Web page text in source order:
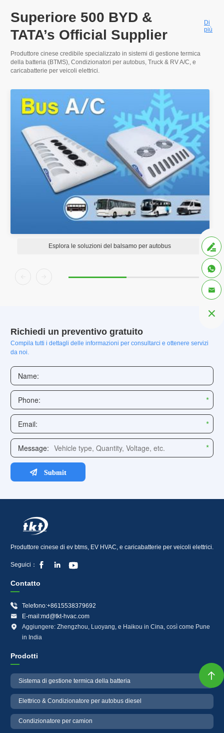
Superiore 500 BYD &
TATA’s Official Supplier
Di
più
Produttore cinese credibile specializzato in sistemi di gestione termica
della batteria (BTMS), Condizionatori per autobus, Truck & RV A/C, e
caricabatterie per veicoli elettrici.
Esplora le soluzioni del balsamo per autobus 




Richiedi un preventivo gratuito
Compila tutti i dettagli delle informazioni per consultarci e ottenere servizi
da noi.
Produttore cinese di ev btms, EV HVAC, e caricabatterie per veicoli elettrici.
Seguici：   
Contatto

Telefono:+8615538379692

E-mail:md@tkt-hvac.com

Aggiungere: Zhengzhou, Luoyang, e Haikou in Cina, così come Pune
in India
Prodotti
Sistema di gestione termica della batteria
Elettrico & Condizionatore per autobus diesel
Condizionatore per camion